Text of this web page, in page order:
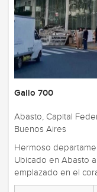
Gallo 700
Abasto, Capital
Buenos Aires
Hermoso
Ubicado en Abasto
emplazado en el